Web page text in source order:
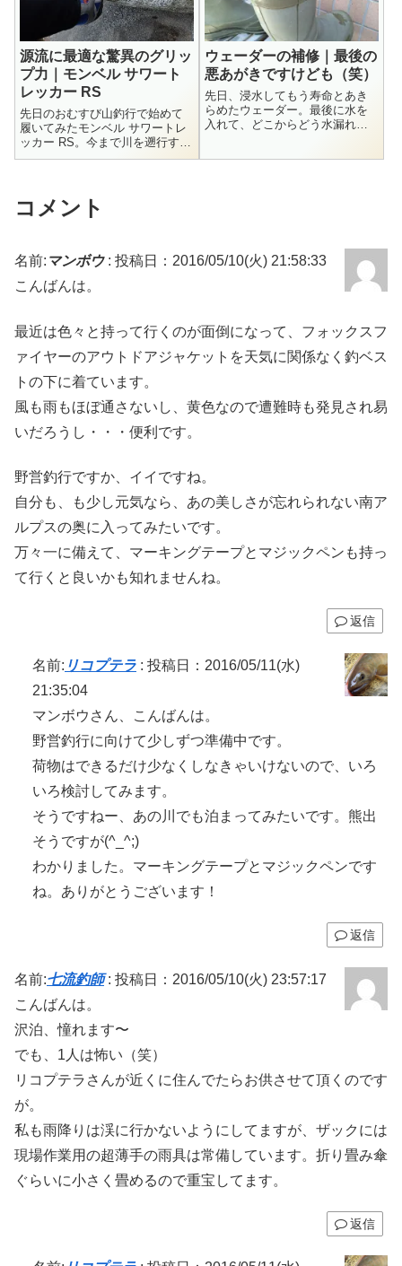
源流に最適な驚異のグリッ
プ力｜モンベル サワート
レッカー RS
先日のおむすび山釣行で始めて
履いてみたモンベル サワートレ
ッカー RS。今まで川を遡行する
場合はフェルトオンリーで、ゴ
グリップ力にびっくりしまし
た。★2019.6.21追記：この記事
ウェーダーの補修｜最後の
悪あがきですけども（笑）
先日、浸水してもう寿命とあき
らめたウェーダー。最後に水を
入れて、どこからどう水漏れす
コメント
名前: マンボウ: 投稿日：2016/05/10(火) 21:58:33
こんばんは。
最近は色々と持って行くのが面倒になって、フォックスフ
ァイヤーのアウトドアジャケットを天気に関係なく釣ベス
トの下に着ています。
風も雨もほぼ通さないし、黄色なので遭難時も発見され易
いだろうし・・・便利です。
野営釣行ですか、イイですね。
自分も、も少し元気なら、あの美しさが忘れられない南ア
ルプスの奥に入ってみたいです。
万々一に備えて、マーキングテープとマジックペンも持っ
て行くと良いかも知れませんね。
返信
名前: リコプテラ : 投稿日：2016/05/11(水)
21:35:04
マンボウさん、こんばんは。
野営釣行に向けて少しずつ準備中です。
荷物はできるだけ少なくしなきゃいけないので、いろ
いろ検討してみます。
そうですねー、あの川でも泊まってみたいです。熊出
そうですが(^_^;)
わかりました。マーキングテープとマジックペンです
ね。ありがとうございます！
返信
名前:七流釣師: 投稿日：2016/05/10(火) 23:57:17
こんばんは。
沢泊、憧れます〜
でも、1人は怖い（笑）
リコプテラさんが近くに住んでたらお供させて頂くのです
が。
私も雨降りは渓に行かないようにしてますが、ザックには
現場作業用の超薄手の雨具は常備しています。折り畳み傘
ぐらいに小さく畳めるので重宝してます。
返信